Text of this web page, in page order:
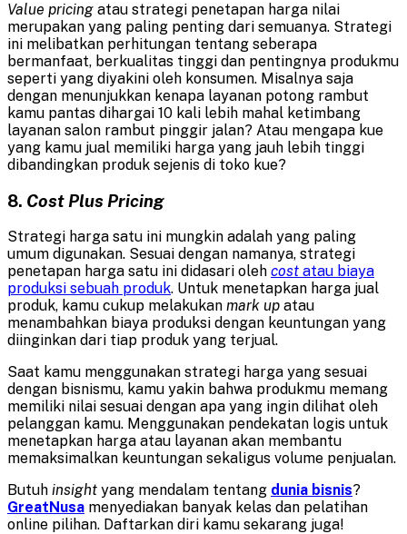
Value pricing atau strategi penetapan harga nilai
merupakan yang paling penting dari semuanya. Strategi
ini melibatkan perhitungan tentang seberapa
bermanfaat, berkualitas tinggi dan pentingnya produkmu
seperti yang diyakini oleh konsumen. Misalnya saja
dengan menunjukkan kenapa layanan potong rambut
kamu pantas dihargai 10 kali lebih mahal ketimbang
layanan salon rambut pinggir jalan? Atau mengapa kue
yang kamu jual memiliki harga yang jauh lebih tinggi
dibandingkan produk sejenis di toko kue?
8. Cost Plus Pricing
Strategi harga satu ini mungkin adalah yang paling
umum digunakan. Sesuai dengan namanya, strategi
penetapan harga satu ini didasari oleh cost atau biaya
produksi sebuah produk. Untuk menetapkan harga jual
produk, kamu cukup melakukan mark up atau
menambahkan biaya produksi dengan keuntungan yang
diinginkan dari tiap produk yang terjual.
Saat kamu menggunakan strategi harga yang sesuai
dengan bisnismu, kamu yakin bahwa produkmu memang
memiliki nilai sesuai dengan apa yang ingin dilihat oleh
pelanggan kamu. Menggunakan pendekatan logis untuk
menetapkan harga atau layanan akan membantu
memaksimalkan keuntungan sekaligus volume penjualan.
Butuh insight yang mendalam tentang dunia bisnis?
GreatNusa menyediakan banyak kelas dan pelatihan
online pilihan. Daftarkan diri kamu sekarang juga!